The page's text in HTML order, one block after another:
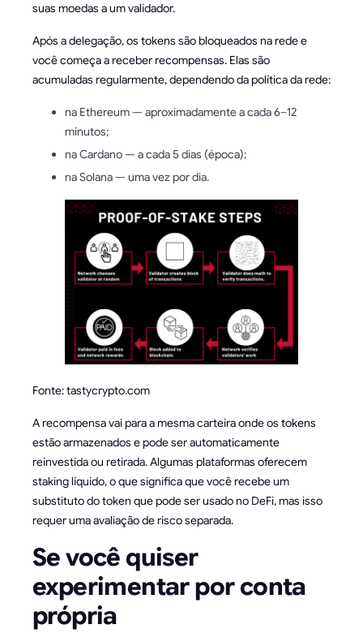
suas moedas a um validador.
Após a delegação, os tokens são bloqueados na rede e
você começa a receber recompensas. Elas são
acumuladas regularmente, dependendo da política da rede:
na Ethereum — aproximadamente a cada 6–12
minutos;
na Cardano — a cada 5 dias (época);
na Solana — uma vez por dia.
Fonte: tastycrypto.com
A recompensa vai para a mesma carteira onde os tokens
estão armazenados e pode ser automaticamente
reinvestida ou retirada. Algumas plataformas oferecem
staking líquido, o que significa que você recebe um
substituto do token que pode ser usado no DeFi, mas isso
requer uma avaliação de risco separada.
Se você quiser
experimentar por conta
própria